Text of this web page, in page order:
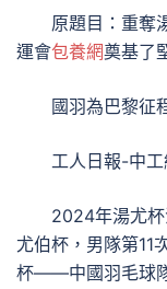
原題目：重奪
運會包養網奠基了
國羽為巴黎征
工人日報-中
2024年湯尤
尤伯杯，男隊第11
杯——中國羽毛球